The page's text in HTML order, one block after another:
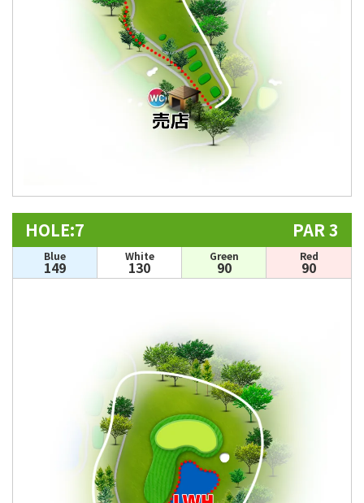
HOLE:7 PAR 3
Blue
149
White
130
Green
90
Red
90